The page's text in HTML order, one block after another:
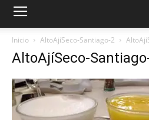
Inicio AltoAjíSeco-Santiago-2
AltoAjíSeco-